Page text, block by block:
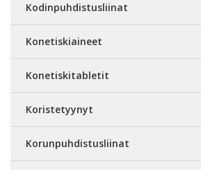
Kodinpuhdistusliinat
Konetiskiaineet
Konetiskitabletit
Koristetyynyt
Korunpuhdistusliinat